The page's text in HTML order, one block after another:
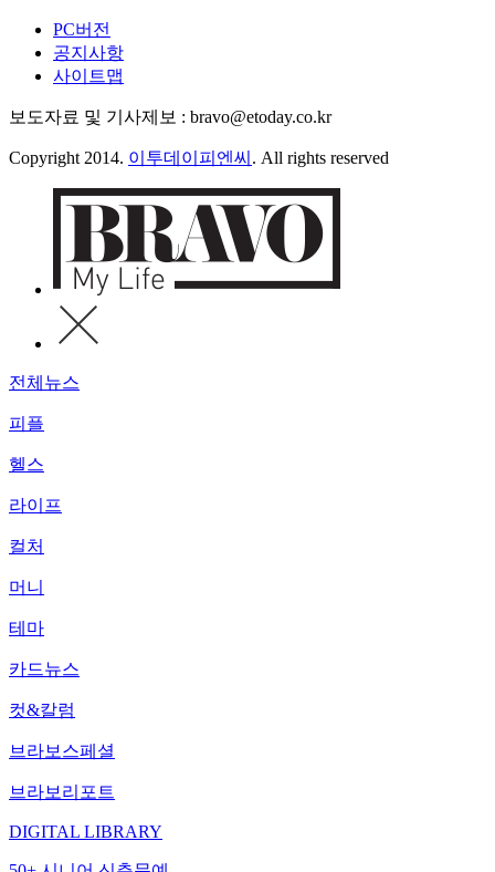
PC버전
공지사항
사이트맵
보도자료 및 기사제보 : bravo@etoday.co.kr
Copyright 2014. 이투데이피엔씨 . All rights reserved
전체뉴스
피플
헬스
라이프
컬처
머니
테마
카드뉴스
컷&칼럼
브라보스페셜
브라보리포트
DIGITAL LIBRARY